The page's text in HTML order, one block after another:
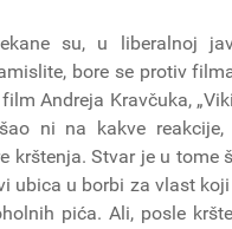
su, u liberalnoj
bore se protiv
Andreja Kravčuka,
ni na kakve
krštenja. Stvar je u tome
ubica u borbi za vlast
pića. Ali, posle